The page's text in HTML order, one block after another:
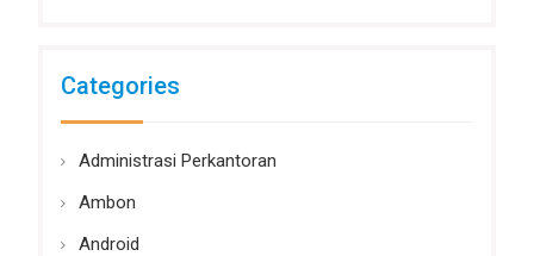
Categories
Administrasi Perkantoran
Ambon
Android